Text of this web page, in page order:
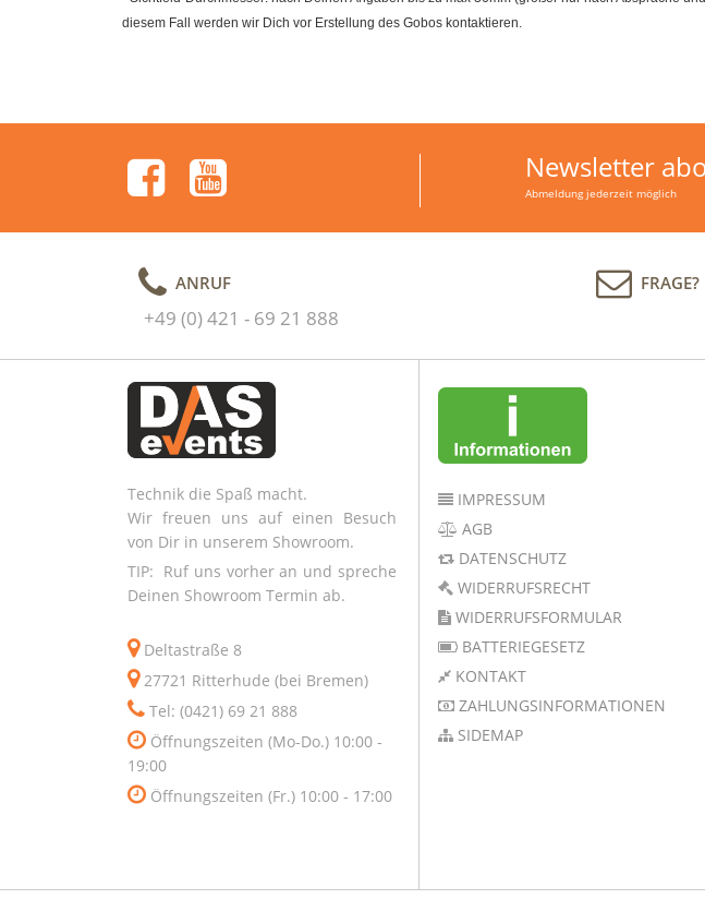
diesem Fall werden wir Dich vor Erstellung des Gobos kontaktieren.
Newsletter
Abmeldung jederzeit möglich
ANRUF
+49 (0) 421 - 69 21 888
FRAGE?
Technik die Spaß macht.
Wir freuen uns auf einen Besuch
von Dir in unserem Showroom.
TIP: Ruf uns vorher an und spreche
Deinen Showroom Termin ab.
Deltastraße 8
27721 Ritterhude (bei Bremen)
Tel: (0421) 69 21 888
Öffnungszeiten (Mo-Do.) 10:00 -
19:00
Öffnungszeiten (Fr.) 10:00 - 17:00
IMPRESSUM
AGB
DATENSCHUTZ
WIDERRUFSRECHT
WIDERRUFSFORMULAR
BATTERIEGESETZ
KONTAKT
ZAHLUNGSINFORMATIONEN
SIDEMAP